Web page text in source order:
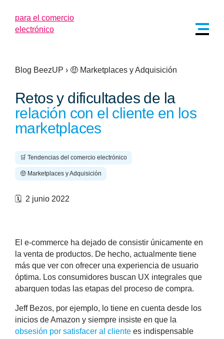
Blog BeezUP › 🤑 Marketplaces y Adquisición
Retos y dificultades de la
relación con el cliente en los
marketplaces
🛒 Tendencias del comercio electrónico
🤑 Marketplaces y Adquisición
🗓️ 2 junio 2022
El e-commerce ha dejado de consistir únicamente en
la venta de productos. De hecho, actualmente tiene
más que ver con ofrecer una experiencia de usuario
óptima. Los consumidores buscan UX integrales que
abarquen todas las etapas del proceso de compra.
Jeff Bezos, por ejemplo, lo tiene en cuenta desde los
inicios de Amazon y siempre insiste en que la
obsesión por satisfacer al cliente es indispensable